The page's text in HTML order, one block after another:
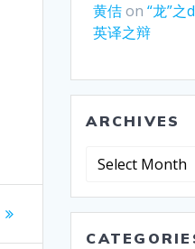
黄佶on“龙”
英译之辩
ARCHIVES
Archives